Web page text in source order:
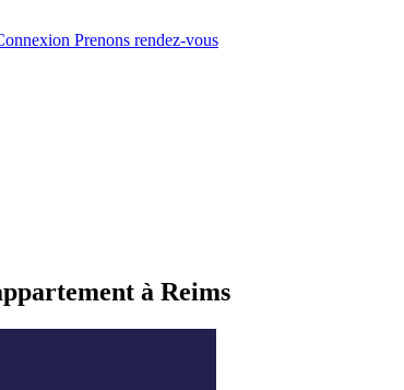
Prenons rendez-vous
à Reims